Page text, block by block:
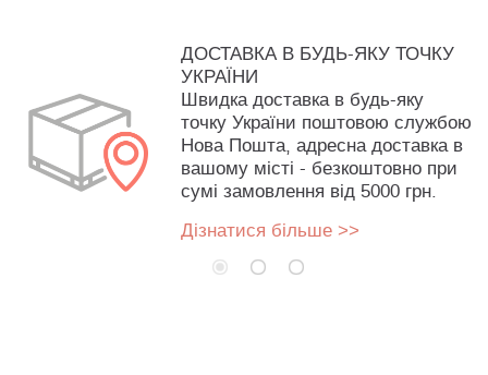
ДОСТАВКА В БУДЬ-ЯКУ ТОЧКУ
УКРАЇНИ
Швидка доставка в будь-яку
точку України поштовою службою
Нова Пошта, адресна доставка в
вашому місті - безкоштовно при
сумі замовлення від 5000 грн.
Дізнатися більше >>